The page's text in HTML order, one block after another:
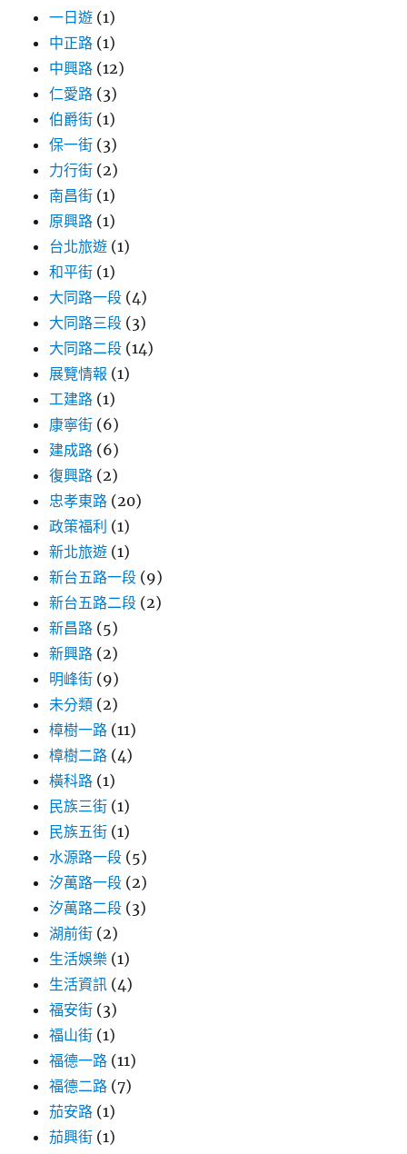
一日遊 (1)
中正路 (1)
中興路 (12)
仁愛路 (3)
伯爵街 (1)
保一街 (3)
力行街 (2)
南昌街 (1)
原興路 (1)
台北旅遊 (1)
和平街 (1)
大同路一段 (4)
大同路三段 (3)
大同路二段 (14)
展覽情報 (1)
工建路 (1)
康寧街 (6)
建成路 (6)
復興路 (2)
忠孝東路 (20)
政策福利 (1)
新北旅遊 (1)
新台五路一段 (9)
新台五路二段 (2)
新昌路 (5)
新興路 (2)
明峰街 (9)
未分類 (2)
樟樹一路 (11)
樟樹二路 (4)
橫科路 (1)
民族三街 (1)
民族五街 (1)
水源路一段 (5)
汐萬路一段 (2)
汐萬路二段 (3)
湖前街 (2)
生活娛樂 (1)
生活資訊 (4)
福安街 (3)
福山街 (1)
福德一路 (11)
福德二路 (7)
茄安路 (1)
茄興街 (1)